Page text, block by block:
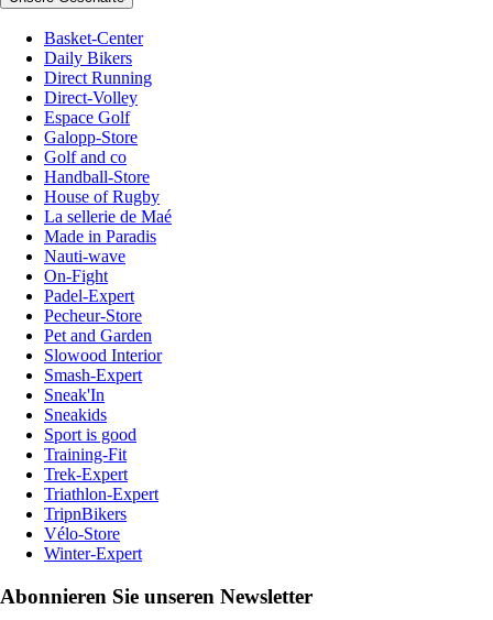
Basket-Center
Daily Bikers
Direct Running
Direct-Volley
Espace Golf
Galopp-Store
Golf and co
Handball-Store
House of Rugby
La sellerie de Maé
Made in Paradis
Nauti-wave
On-Fight
Padel-Expert
Pecheur-Store
Pet and Garden
Slowood Interior
Smash-Expert
Sneak'In
Sneakids
Sport is good
Training-Fit
Trek-Expert
Triathlon-Expert
TripnBikers
Vélo-Store
Winter-Expert
Abonnieren Sie unseren Newsletter